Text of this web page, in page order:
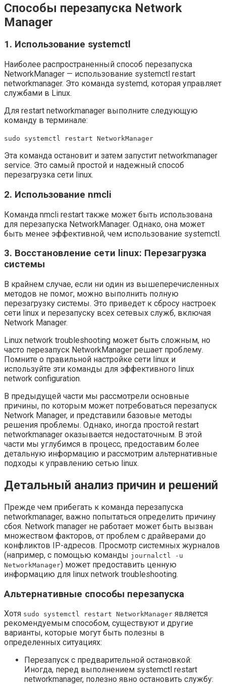
Способы перезапуска Network
Manager
1. Использование systemctl
Наиболее распространенный способ перезапуска
NetworkManager — использование systemctl restart
networkmanager. Это команда systemd, которая управляет
службами в Linux.
Для restart networkmanager выполните следующую
команду в терминале:
sudo systemctl restart NetworkManager
Эта команда остановит и затем запустит networkmanager
service. Это самый простой и надежный способ
перезагрузка сети linux.
2. Использование nmcli
Команда nmcli restart также может быть использована
для перезапуска NetworkManager. Однако, она может
быть менее эффективной, чем использование systemctl.
3. Восстановление сети linux: Перезагрузка
системы
В крайнем случае, если ни один из вышеперечисленных
методов не помог, можно выполнить полную
перезагрузку системы. Это приведет к сбросу настроек
сети linux и перезапуску всех сетевых служб, включая
Network Manager.
Linux network troubleshooting может быть сложным, но
часто перезапуск NetworkManager решает проблему.
Помните о правильной настройке сети linux и
используйте эти команды для эффективного linux
network configuration.
В предыдущей части мы рассмотрели основные
причины, по которым может потребоваться перезапуск
Network Manager, и представили базовые методы
решения проблемы. Однако, иногда простой restart
networkmanager оказывается недостаточным. В этой
части мы углубимся в процесс, предоставим более
детальную информацию и рассмотрим альтернативные
подходы к управлению сетью linux.
Детальный анализ причин и решений
Прежде чем прибегать к команда перезапуска
networkmanager, важно попытаться определить причину
сбоя. Network manager не работает может быть вызван
множеством факторов, от проблем с драйверами до
конфликтов IP-адресов. Просмотр системных журналов
(например, с помощью команды journalctl -u
NetworkManager) может предоставить ценную
информацию для linux network troubleshooting.
Альтернативные способы перезапуска
Хотя sudo systemctl restart NetworkManager является
рекомендуемым способом, существуют и другие
варианты, которые могут быть полезны в
определенных ситуациях:
Перезапуск с предварительной остановкой:
Иногда, перед выполнением systemctl restart
networkmanager, полезно явно остановить службу: